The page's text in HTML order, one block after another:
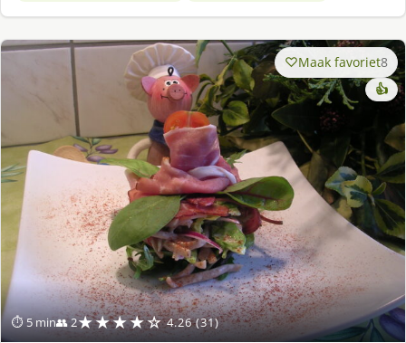
⏱ 5 min👥 2★★★★☆ 4.26 (31)
Maak favoriet8
👍